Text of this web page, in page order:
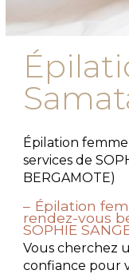
Épilation
services de
BERGAMOTE)
Épilation
rendez-vous
SOPHIE
Vous cherchez
confiance pour